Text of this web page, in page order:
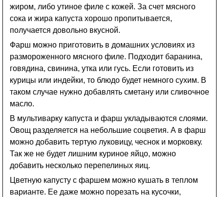
жиром, либо утиное филе с кожей. За счет мясного
сока и жира капуста хорошо пропитывается,
получается довольно вкусной.
Фарш можно приготовить в домашних условиях из
размороженного мясного филе. Подходит баранина,
говядина, свинина, утка или гусь. Если готовить из
курицы или индейки, то блюдо будет немного сухим. В
таком случае нужно добавлять сметану или сливочное
масло.
В мультиварку капуста и фарш укладываются слоями.
Овощ разделяется на небольшие соцветия. А в фарш
можно добавить тертую луковицу, чеснок и морковку.
Так же не будет лишним куриное яйцо, можно
добавить несколько перепелиных яиц.
Цветную капусту с фаршем можно кушать в теплом
варианте. Ее даже можно порезать на кусочки,